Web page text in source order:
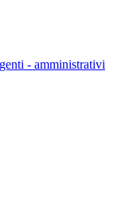
- amministrativi